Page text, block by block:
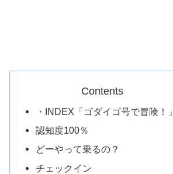
Contents
・INDEX「ゴダイゴ号で冒険！」
認知度100％
どーやって乗るの？
チェックイン